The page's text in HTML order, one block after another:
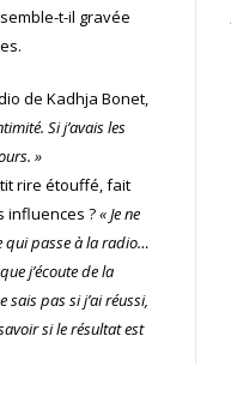
t-il gravée
de Kadhja Bonet,
Si j’avais les
»
rire étouffé, fait
influences ?« Je ne
qui passe à la radio…
j’écoute de la
sais pas si j’ai réussi,
si le résultat est